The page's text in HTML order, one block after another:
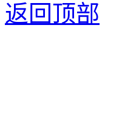
返回顶部